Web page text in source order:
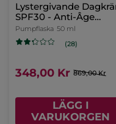
Lystergivande
SPF30 - Anti-Âge
Global
Pumpflaska 50 ml
(28)
348,00 Kr 869,00 Kr
LÄGG I
VARUKORGEN